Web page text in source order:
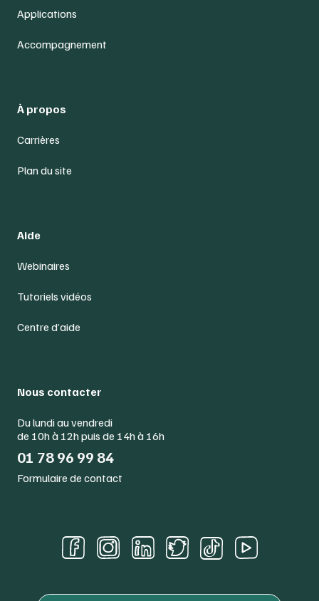
Applications
Accompagnement
À propos
Carrières
Plan du site
Aide
Webinaires
Tutoriels vidéos
Centre d’aide
Nous contacter
Du lundi au vendredi
de 10h à 12h puis de 14h à 16h
01 78 96 99 84
Formulaire de contact